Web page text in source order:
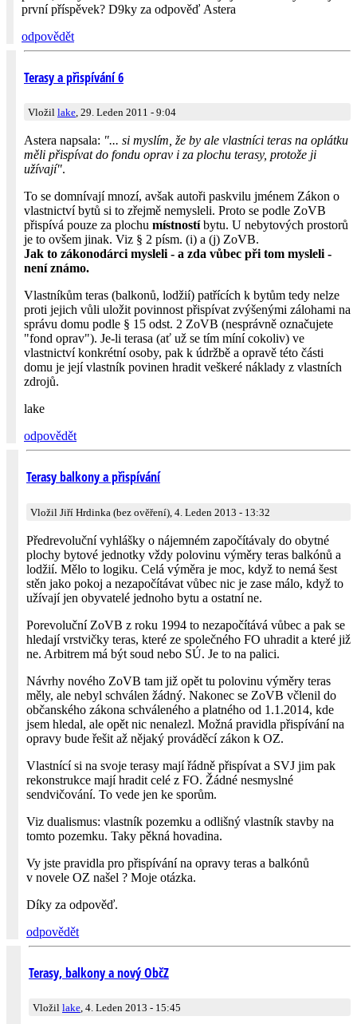
první příspěvek? D9ky za odpověď Astera
odpovědět
Terasy a přispívání 6
Vložil lake, 29. Leden 2011 - 9:04
Astera napsala: "... si myslím, že by ale vlastníci teras na oplátku
měli přispívat do fondu oprav i za plochu terasy, protože ji
užívají".
To se domnívají mnozí, avšak autoři paskvilu jménem Zákon o
vlastnictví bytů si to zřejmě nemysleli. Proto se podle ZoVB
přispívá pouze za plochu místnostíbytu. U nebytových prostorů
je to ovšem jinak. Viz § 2 písm. (i) a (j) ZoVB.
Jak to zákonodárci mysleli - a zda vůbec při tom mysleli -
není známo.
Vlastníkům teras (balkonů, lodžií) patřících k bytům tedy nelze
proti jejich vůli uložit povinnost přispívat zvýšenými zálohami na
správu domu podle § 15 odst. 2 ZoVB (nesprávně označujete
"fond oprav"). Je-li terasa (ať už se tím míní cokoliv) ve
vlastnictví konkrétní osoby, pak k údržbě a opravě této části
domu je její vlastník povinen hradit veškeré náklady z vlastních
zdrojů.
lake
odpovědět
Terasy balkony a přispívání
Vložil Jiří Hrdinka (bez ověření), 4. Leden 2013 - 13:32
Předrevoluční vyhlášky o nájemném započítávaly do obytné
plochy bytové jednotky vždy polovinu výměry teras balkónů a
lodžií. Mělo to logiku. Celá výměra je moc, když to nemá šest
stěn jako pokoj a nezapočítávat vůbec nic je zase málo, když to
užívají jen obyvatelé jednoho bytu a ostatní ne.
Porevoluční ZoVB z roku 1994 to nezapočítává vůbec a pak se
hledají vrstvičky teras, které ze společného FO uhradit a které již
ne. Arbitrem má být soud nebo SÚ. Je to na palici.
Návrhy nového ZoVB tam již opět tu polovinu výměry teras
měly, ale nebyl schválen žádný. Nakonec se ZoVB včlenil do
občanského zákona schváleného a platného od 1.1.2014, kde
jsem hledal, ale opět nic nenalezl. Možná pravidla přispívání na
opravy bude řešit až nějaký prováděcí zákon k OZ.
Vlastnící si na svoje terasy mají řádně přispívat a SVJ jim pak
rekonstrukce mají hradit celé z FO. Žádné nesmyslné
sendvičování. To vede jen ke sporům.
Viz dualismus: vlastník pozemku a odlišný vlastník stavby na
tomto pozemku. Taky pěkná hovadina.
Vy jste pravidla pro přispívání na opravy teras a balkónů
v novele OZ našel ? Moje otázka.
Díky za odpověď.
odpovědět
Terasy, balkony a nový ObčZ
Vložil lake, 4. Leden 2013 - 15:45